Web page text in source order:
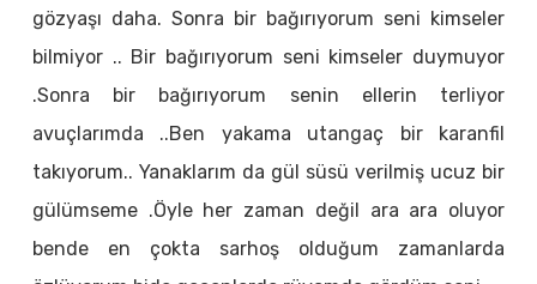
gözyaşı daha. Sonra bir bağırıyorum seni kimseler
bilmiyor .. Bir bağırıyorum seni kimseler duymuyor
.Sonra bir bağırıyorum senin ellerin terliyor
avuçlarımda ..Ben yakama utangaç bir karanfil
takıyorum.. Yanaklarım da gül süsü verilmiş ucuz bir
gülümseme .Öyle her zaman değil ara ara oluyor
bende en çokta sarhoş olduğum zamanlarda